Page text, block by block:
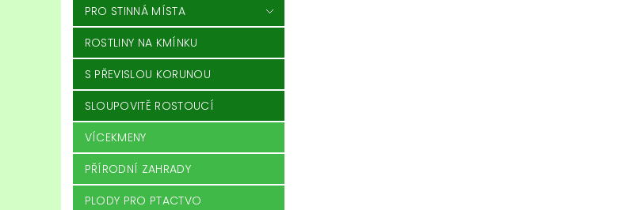
PRO STINNÁ MÍSTA
ROSTLINY NA KMÍNKU
S PŘEVISLOU KORUNOU
SLOUPOVITĚ ROSTOUCÍ
VÍCEKMENY
PŘÍRODNÍ ZAHRADY
PLODY PRO PTACTVO